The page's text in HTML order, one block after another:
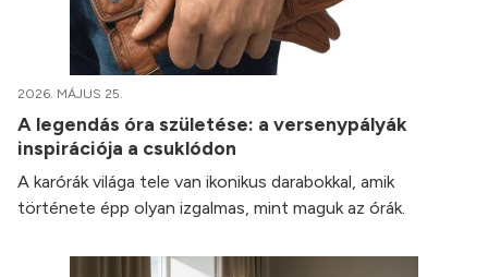
2026. MÁJUS 25.
A legendás óra születése: a versenypályák
inspirációja a csuklódon
A karórák világa tele van ikonikus darabokkal, amik
története épp olyan izgalmas, mint maguk az órák.